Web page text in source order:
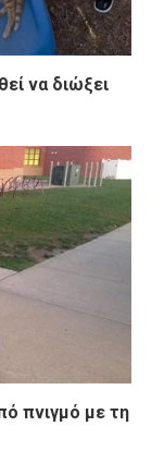
να διώξει
πνιγμό με τη